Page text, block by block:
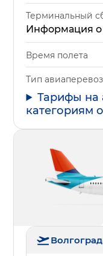
Терминальный
Информация о
Время полета
Тип
Тарифы на
категориям
Волгоград